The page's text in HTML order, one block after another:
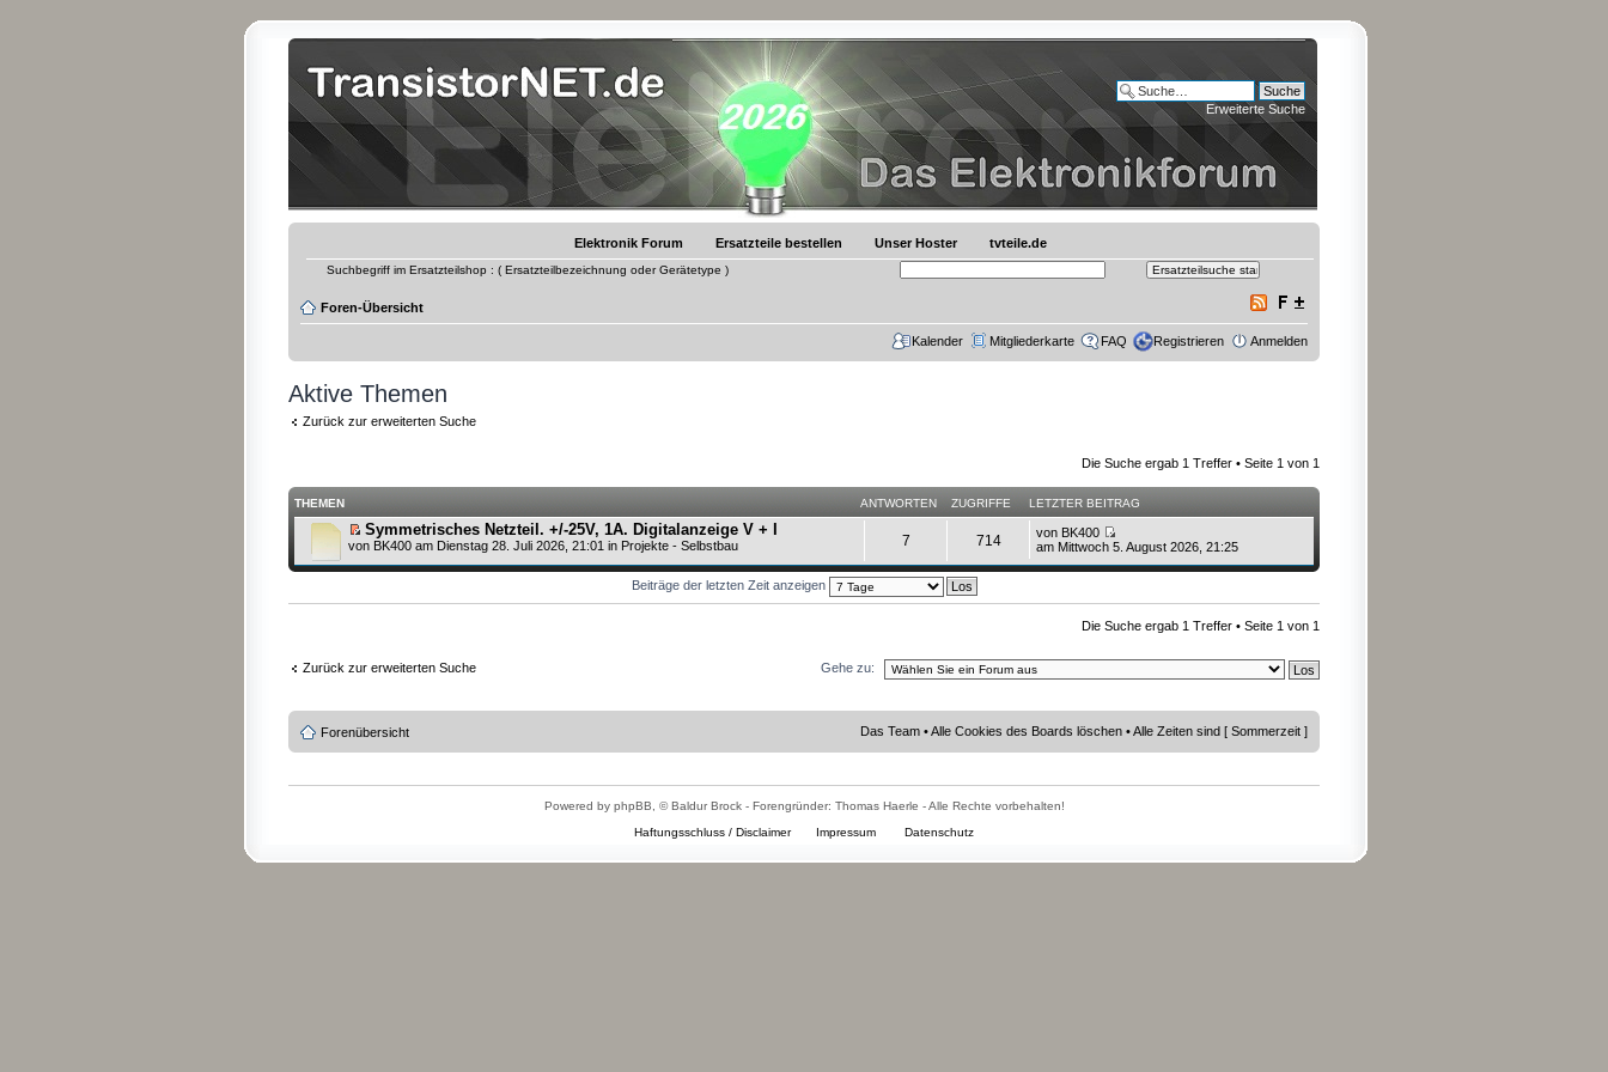
Erweiterte Suche
Elektronik Forum Ersatzteile bestellen Unser Hoster tvteile.de
Suchbegriff im Ersatzteilshop : ( Ersatzteilbezeichnung oder Gerätetype )
Foren-Übersicht
Kalender Mitgliederkarte FAQ Registrieren Anmelden
Aktive Themen
Zurück zur erweiterten Suche
Die Suche ergab 1 Treffer • Seite 1 von 1
THEMEN ANTWORTEN ZUGRIFFE LETZTER BEITRAG
Symmetrisches Netzteil. +/-25V, 1A. Digitalanzeige V + I
von BK400 am Dienstag 28. Juli 2026, 21:01 in Projekte - Selbstbau 7 714 von BK400
am Mittwoch 5. August 2026, 21:25
Beiträge der letzten Zeit anzeigen
Die Suche ergab 1 Treffer • Seite 1 von 1
Zurück zur erweiterten Suche Gehe zu:
Forenübersicht Das Team •Alle Cookies des Boards löschen • Alle Zeiten sind [ Sommerzeit ]
Powered by phpBB, © Baldur Brock - Forengründer: Thomas Haerle - Alle Rechte vorbehalten!
Haftungsschluss / Disclaimer
Impressum Datenschutz